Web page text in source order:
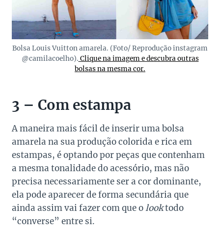
Bolsa Louis Vuitton amarela. (Foto/ Reprodução instagram
@camilacoelho). Clique na imagem e descubra outras
bolsas na mesma cor.
3 – Com estampa
A maneira mais fácil de inserir uma bolsa
amarela na sua produção colorida e rica em
estampas, é optando por peças que contenham
a mesma tonalidade do acessório, mas não
precisa necessariamente ser a cor dominante,
ela pode aparecer de forma secundária que
ainda assim vai fazer com que olooktodo
“converse” entre si.